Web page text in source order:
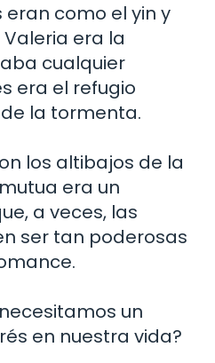
eran como el yin y
era la
cualquier
era el refugio
la tormenta.
los altibajos de la
era un
a veces, las
ser tan poderosas
un
en nuestra vida?